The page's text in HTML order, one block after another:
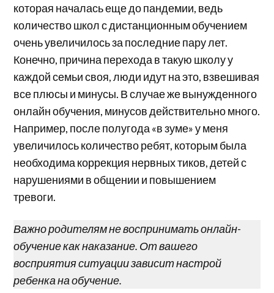
которая началась еще до пандемии, ведь
количество школ с дистанционным обучением
очень увеличилось за последние пару лет.
Конечно, причина перехода в такую школу у
каждой семьи своя, люди идут на это, взвешивая
все плюсы и минусы. В случае же вынужденного
онлайн обучения, минусов действительно много.
Например, после полугода «в зуме» у меня
увеличилось количество ребят, которым была
необходима коррекция нервных тиков, детей с
нарушениями в общении и повышением
тревоги.
Важно родителям не воспринимать онлайн-
обучение как наказание. От вашего
восприятия ситуации зависит настрой
ребенка на обучение.